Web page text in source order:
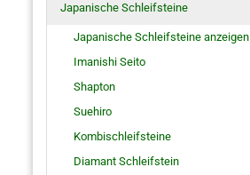
Japanische Schleifsteine
Japanische Schleifsteine anzeigen
Imanishi Seito
Shapton
Suehiro
Kombischleifsteine
Diamant Schleifstein